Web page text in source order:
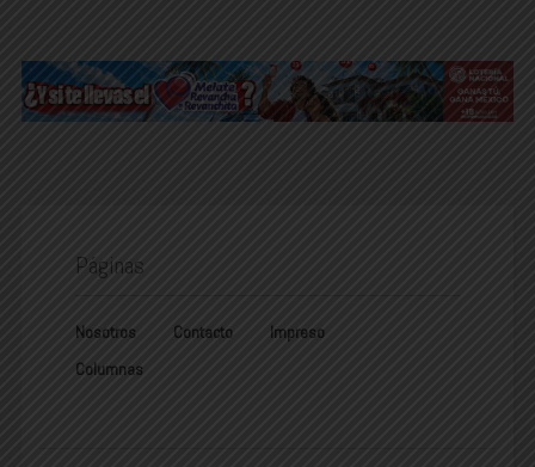
Páginas
Nosotros Contacto
Impreso
Columnas